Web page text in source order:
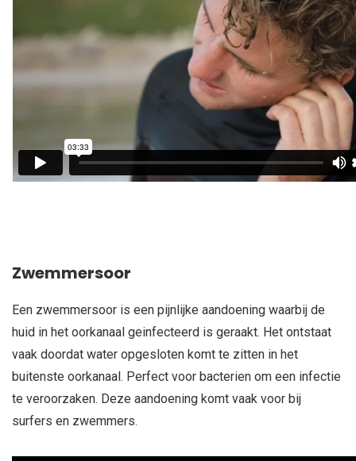
Zwemmersoor
Een zwemmersoor is een pijnlijke aandoening waarbij de
huid in het oorkanaal geinfecteerd is geraakt. Het ontstaat
vaak doordat water opgesloten komt te zitten in het
buitenste oorkanaal. Perfect voor bacterien om een infectie
te veroorzaken. Deze aandoening komt vaak voor bij
surfers en zwemmers.